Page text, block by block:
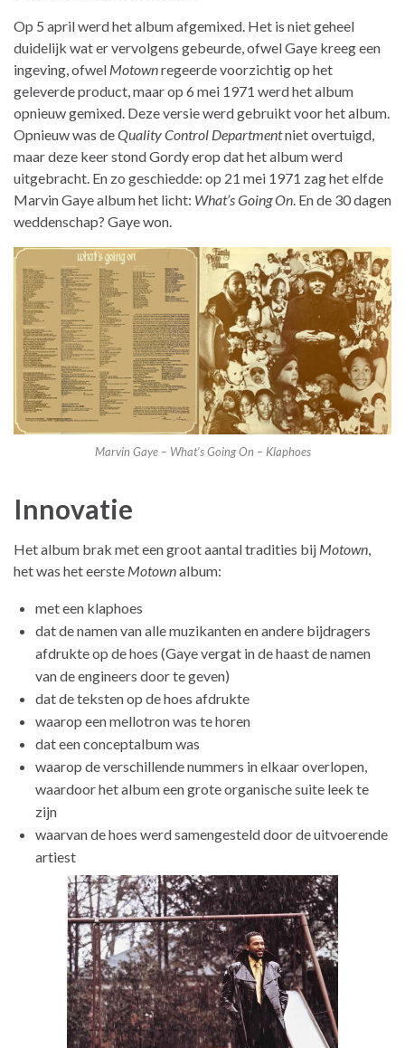
Op 5 april werd het album afgemixed. Het is niet geheel
duidelijk wat er vervolgens gebeurde, ofwel Gaye kreeg een
ingeving, ofwel Motownregeerde voorzichtig op het
geleverde product, maar op 6 mei 1971 werd het album
opnieuw gemixed. Deze versie werd gebruikt voor het album.
Opnieuw was deQuality Control Departmentniet overtuigd,
maar deze keer stond Gordy erop dat het album werd
uitgebracht. En zo geschiedde: op 21 mei 1971 zag het elfde
Marvin Gaye album het licht: What’s Going On. En de 30 dagen
weddenschap? Gaye won.
Marvin Gaye – What’s Going On – Klaphoes
Innovatie
Het album brak met een groot aantal tradities bij Motown,
het was het eerste Motownalbum:
met een klaphoes
dat de namen van alle muzikanten en andere bijdragers
afdrukte op de hoes (Gaye vergat in de haast de namen
van de engineers door te geven)
dat de teksten op de hoes afdrukte
waarop een mellotron was te horen
dat een conceptalbum was
waarop de verschillende nummers in elkaar overlopen,
waardoor het album een grote organische suite leek te
zijn
waarvan de hoes werd samengesteld door de uitvoerende
artiest